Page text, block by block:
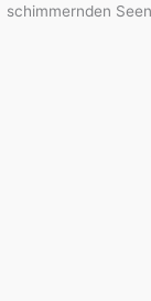
schimmernden